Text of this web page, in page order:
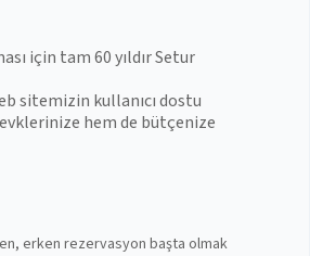
için tam 60 yıldır Setur
sitemizin kullanıcı dostu
hem de bütçenize
erken rezervasyon başta olmak